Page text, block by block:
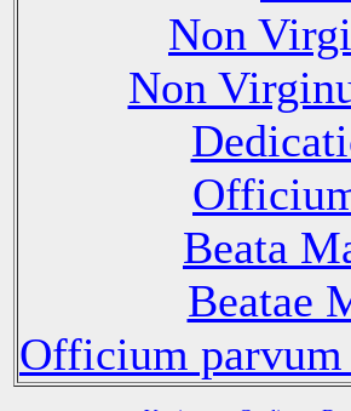
Non
Non
Beata
Beatae
Officium